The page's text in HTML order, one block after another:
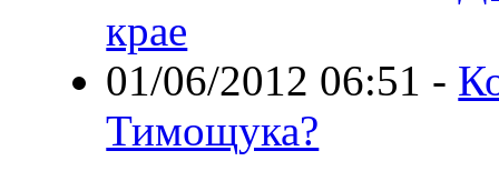
крае
01/06/2012 06:51 -
Тимощука?